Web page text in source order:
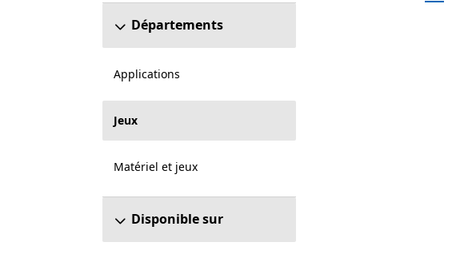
Départements
Applications
Jeux
Matériel et jeux
Disponible sur